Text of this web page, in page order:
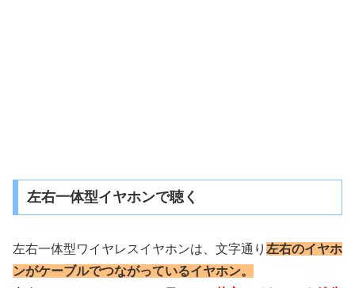
左右一体型イヤホンで聴く
左右一体型ワイヤレスイヤホンは、文字通り 左右のイヤホ
ンがケーブルでつながっているイヤホン。